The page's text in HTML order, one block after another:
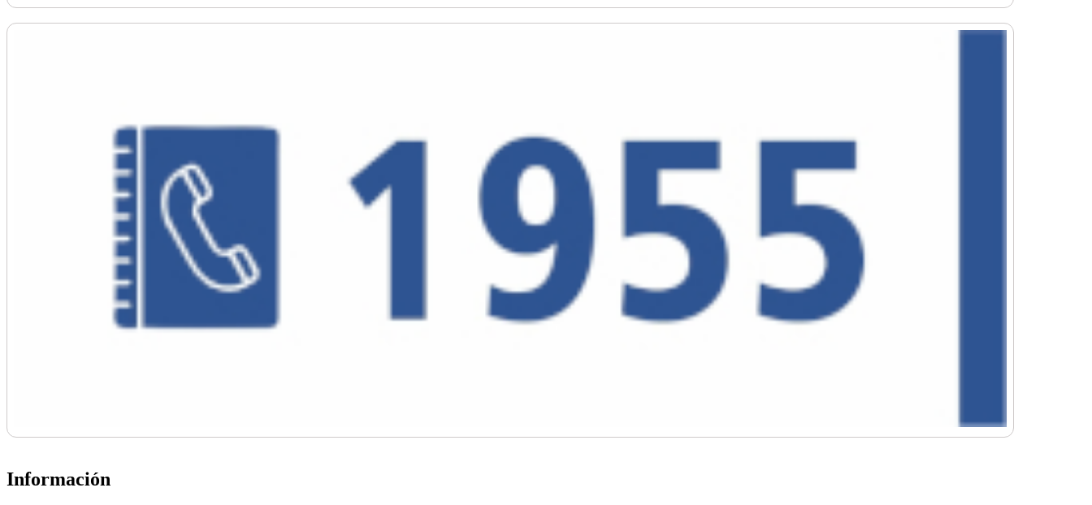
Información